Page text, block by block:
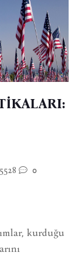
5528 0
kurduğu